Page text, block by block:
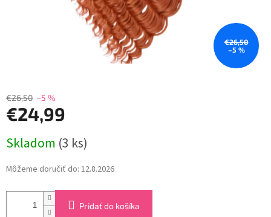
€26,50
–5 %
€26,50 –5 %
€24,99
cena:
Skladom (3 ks)
Môžeme doručiť do: 12.8.2026
Pridať do košíka